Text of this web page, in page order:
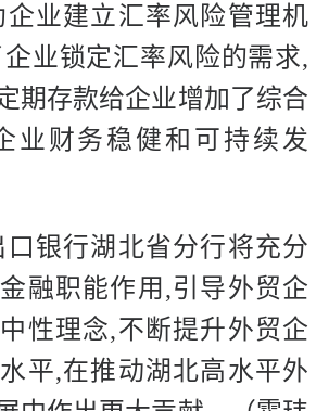
企业建立汇率风险管理机
业锁定汇率风险的需求,
期存款给企业增加了综合
业财务稳健和可持续发
银行湖北省分行将充分
融职能作用,引导外贸企
性理念,不断提升外贸企
平,在推动湖北高水平外